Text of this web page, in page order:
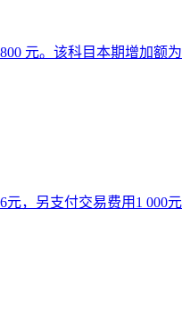
元。该科目本期增加额为
，另支付交易费用1